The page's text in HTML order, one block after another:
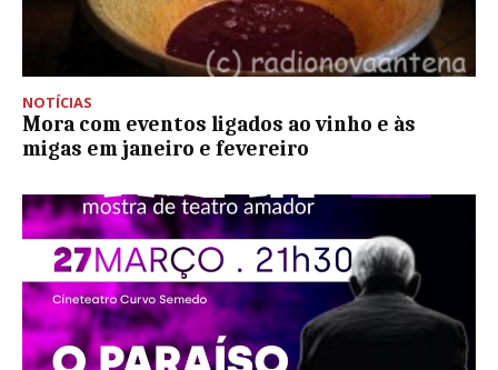
NOTÍCIAS
Mora com eventos ligados ao vinho e às
migas em janeiro e fevereiro